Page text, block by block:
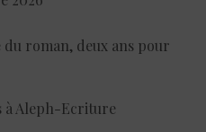
du roman, deux ans pour
à Aleph-Ecriture